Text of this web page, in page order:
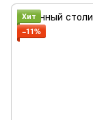
Хит
−11%